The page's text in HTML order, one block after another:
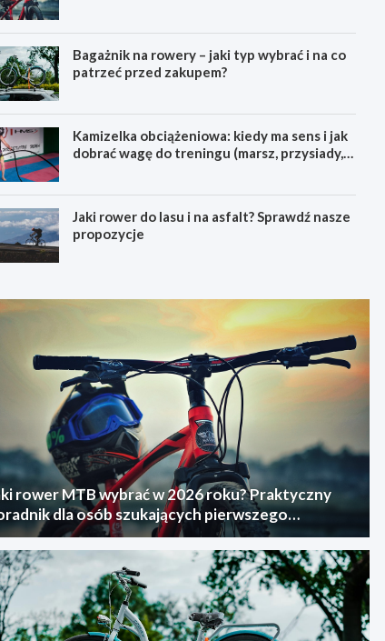
Bagażnik na rowery – jaki typ wybrać i na co
patrzeć przed zakupem?
Kamizelka obciążeniowa: kiedy ma sens i jak
dobrać wagę do treningu (marsz, przysiady,
Jaki rower do lasu i na asfalt? Sprawdź nasze
propozycje
rower MTB wybrać w 2026 roku? Praktyczny
dla osób szukających pierwszego
roweru